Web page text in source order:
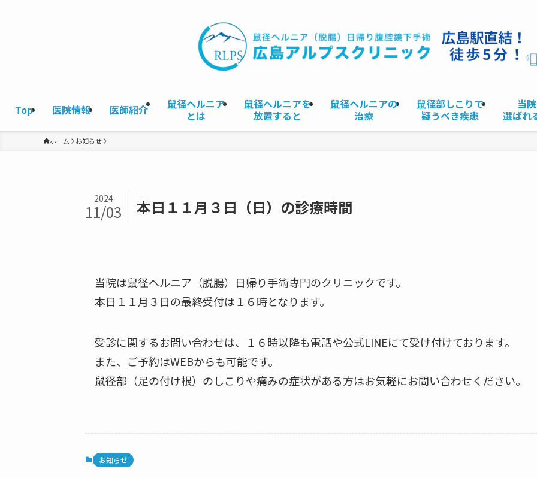
Top 医院情報 医師紹介
鼠径ヘルニア
とは
鼠径ヘルニアを
放置すると
鼠径ヘルニアの
治療
鼠径部しこりで
疑うべき疾患
当
選ばれ
ホーム お知らせ
本日１１月３日（日）の診療時間
2024
11/03
当院は鼠径ヘルニア（脱腸）日帰り手術専門のクリニックです。
本日１１月３日の最終受付は１６時となります。
受診に関するお問い合わせは、１６時以降も電話や公式LINEにて受け付けております。
また、ご予約はWEBからも可能です。
鼠径部（足の付け根）のしこりや痛みの症状がある方はお気軽にお問い合わせください。
お知らせ